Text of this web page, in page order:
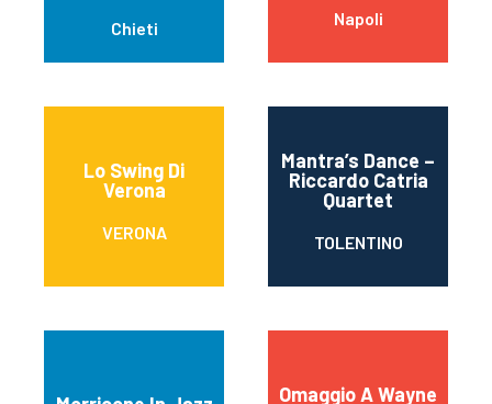
Chieti Napoli
Lo Swing Di
Verona
VERONA
Mantra’s Dance –
Riccardo Catria
Quartet
TOLENTINO
Omaggio A Wayne